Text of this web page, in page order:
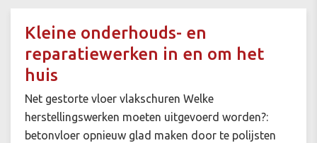
Kleine onderhouds- en
reparatiewerken in en om het
huis
Net gestorte vloer vlakschuren Welke
herstellingswerken moeten uitgevoerd worden?:
betonvloer opnieuw glad maken door te polijsten